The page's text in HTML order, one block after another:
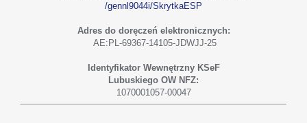
/gennl9044i/SkrytkaESP
Adres do doręczeń elektronicznych:
AE:PL-69367-14105-JDWJJ-25
Identyfikator Wewnętrzny KSeF
Lubuskiego OW NFZ:
1070001057-00047